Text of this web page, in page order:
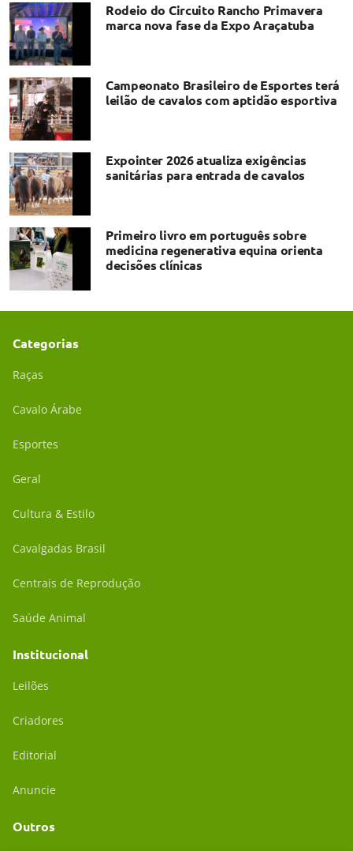
Rodeio do Circuito Rancho Primavera
marca nova fase da Expo Araçatuba
Campeonato Brasileiro de Esportes terá
leilão de cavalos com aptidão esportiva
Expointer 2026 atualiza exigências
sanitárias para entrada de cavalos
Primeiro livro em português sobre
medicina regenerativa equina orienta
decisões clínicas
Categorias
Raças
Cavalo Árabe
Esportes
Geral
Cultura & Estilo
Cavalgadas Brasil
Centrais de Reprodução
Saúde Animal
Institucional
Leilões
Criadores
Editorial
Anuncie
Outros